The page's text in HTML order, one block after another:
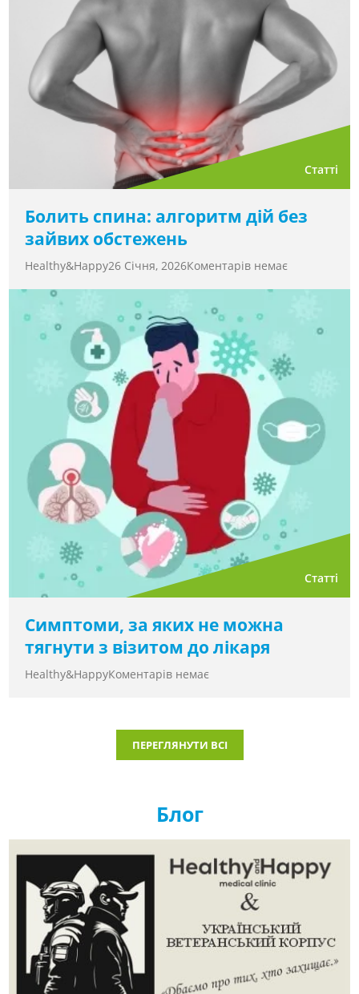
Статті
Болить спина: алгоритм дій без
зайвих обстежень
Healthy&Happy26 Січня, 2026Коментарів немає
Статті
Симптоми, за яких не можна
тягнути з візитом до лікаря
Healthy&HappyКоментарів немає
ПЕРЕГЛЯНУТИ ВСІ
Блог